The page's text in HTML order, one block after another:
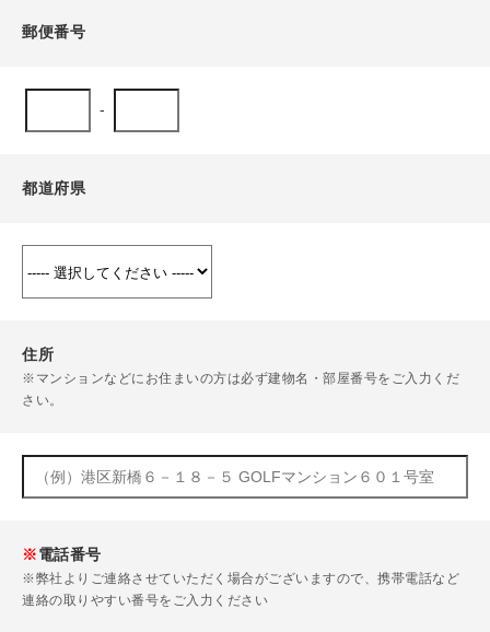
郵便番号
-
都道府県
住所
※マンションなどにお住まいの方は必ず建物名・部屋番号をご入力くだ
さい。
※電話番号
※弊社よりご連絡させていただく場合がございますので、携帯電話など
連絡の取りやすい番号をご入力ください